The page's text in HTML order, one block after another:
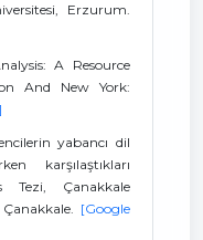
Erzurum.
A Resource
And New York:
yabancı dil
karşılaştıkları
Tezi, Çanakkale
[Google